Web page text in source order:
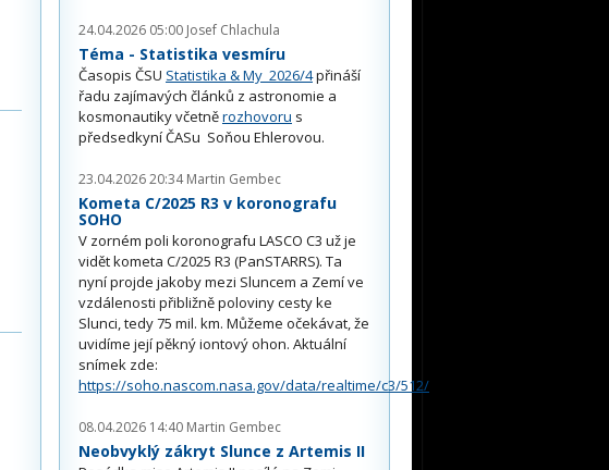
24.04.2026 05:00 Josef Chlachula
Téma - Statistika vesmíru
Časopis ČSU Statistika & My 2026/4přináší
řadu zajímavých článků z astronomie a
kosmonautiky včetněrozhovoru s
předsedkyní ČASu Soňou Ehlerovou.
23.04.2026 20:34 Martin Gembec
Kometa C/2025 R3 v koronografu
SOHO
V zorném poli koronografu LASCO C3 už je
vidět kometa C/2025 R3 (PanSTARRS). Ta
nyní projde jakoby mezi Sluncem a Zemí ve
vzdálenosti přibližně poloviny cesty ke
Slunci, tedy 75 mil. km. Můžeme očekávat, že
uvidíme její pěkný iontový ohon. Aktuální
snímek zde:
https://soho.nascom.nasa.gov/data/realtime/c3/512/
08.04.2026 14:40 Martin Gembec
Neobvyklý zákryt Slunce z Artemis II